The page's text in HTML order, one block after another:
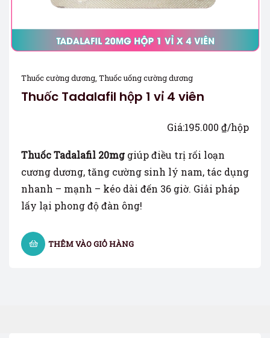
Thuốc cường dương, Thuốc uống cường dương
Thuốc Tadalafil hộp 1 vỉ 4 viên
Giá:195.000 ₫/hộp
Thuốc Tadalafil 20mggiúp điều trị rối loạn
cương dương, tăng cường sinh lý nam, tác dụng
nhanh – mạnh – kéo dài đến 36 giờ. Giải pháp
lấy lại phong độ đàn ông!
THÊM VÀO GIỎ HÀNG